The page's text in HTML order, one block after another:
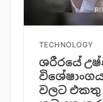
TECHNOLOGY
ශරීරයේ
වලට එකතු